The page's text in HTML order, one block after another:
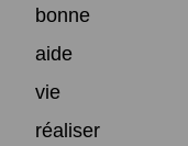
bonne
aide
vie
réaliser